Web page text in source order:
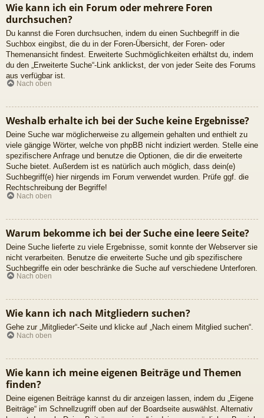
Wie kann ich ein Forum oder mehrere Foren
durchsuchen?
Du kannst die Foren durchsuchen, indem du einen Suchbegriff in die
Suchbox eingibst, die du in der Foren-Übersicht, der Foren- oder
Themenansicht findest. Erweiterte Suchmöglichkeiten erhältst du, indem
du den „Erweiterte Suche“-Link anklickst, der von jeder Seite des Forums
aus verfügbar ist.
Nach oben
Weshalb erhalte ich bei der Suche keine Ergebnisse?
Deine Suche war möglicherweise zu allgemein gehalten und enthielt zu
viele gängige Wörter, welche von phpBB nicht indiziert werden. Stelle eine
spezifischere Anfrage und benutze die Optionen, die dir die erweiterte
Suche bietet. Außerdem ist es natürlich auch möglich, dass dein(e)
Suchbegriff(e) hier nirgends im Forum verwendet wurden. Prüfe ggf. die
Rechtschreibung der Begriffe!
Nach oben
Warum bekomme ich bei der Suche eine leere Seite?
Deine Suche lieferte zu viele Ergebnisse, somit konnte der Webserver sie
nicht verarbeiten. Benutze die erweiterte Suche und gib spezifischere
Suchbegriffe ein oder beschränke die Suche auf verschiedene Unterforen.
Nach oben
Wie kann ich nach Mitgliedern suchen?
Gehe zur „Mitglieder“-Seite und klicke auf „Nach einem Mitglied suchen“.
Nach oben
Wie kann ich meine eigenen Beiträge und Themen
finden?
Deine eigenen Beiträge kannst du dir anzeigen lassen, indem du „Eigene
Beiträge“ im Schnellzugriff oben auf der Boardseite auswählst. Alternativ